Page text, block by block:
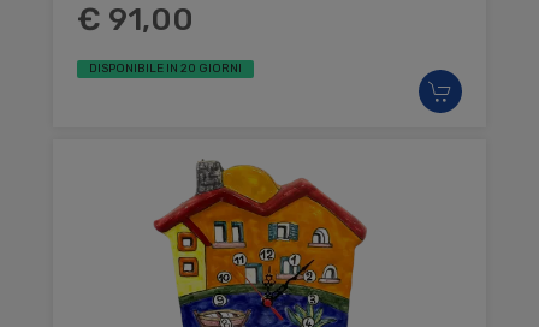
€ 91,00
DISPONIBILE IN 20 GIORNI